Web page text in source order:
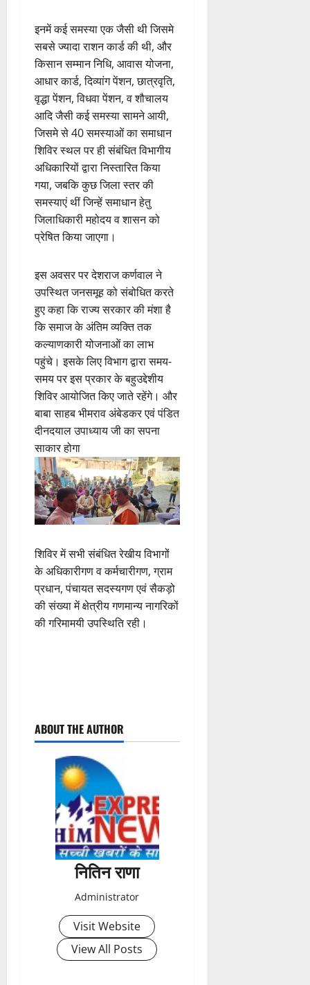
इनमें कई समस्या एक जैसी थी जिसमे
सबसे ज्यादा राशन कार्ड की थी, और
किसान सम्मान निधि, आवास योजना,
आधार कार्ड, दिव्यांग पेंशन, छात्रवृति,
वृद्धा पेंशन, विधवा पेंशन, व शौचालय
आदि जैसी कई समस्या सामने आयी,
जिसमे से 40 समस्याओं का समाधान
शिविर स्थल पर ही संबंधित विभागीय
अधिकारियों द्वारा निस्तारित किया
गया, जबकि कुछ जिला स्तर की
समस्याएं थीं जिन्हें समाधान हेतु
जिलाधिकारी महोदय व शासन को
प्रेषित किया जाएगा।
इस अवसर पर देशराज कर्णवाल ने
उपस्थित जनसमूह को संबोधित करते
हुए कहा कि राज्य सरकार की मंशा है
कि समाज के अंतिम व्यक्ति तक
कल्याणकारी योजनाओं का लाभ
पहुंचे। इसके लिए विभाग द्वारा समय-
समय पर इस प्रकार के बहुउद्देशीय
शिविर आयोजित किए जाते रहेंगे। और
बाबा साहब भीमराव अंबेडकर एवं पंडित
दीनदयाल उपाध्याय जी का सपना
साकार होगा
शिविर में सभी संबंधित रेखीय विभागों
के अधिकारीगण व कर्मचारीगण, ग्राम
प्रधान, पंचायत सदस्यगण एवं सैकड़ो
की संख्या में क्षेत्रीय गणमान्य नागरिकों
की गरिमामयी उपस्थिति रही।
o
ABOUT THE AUTHOR
नितिन राणा
Administrator
Visit Website
View All Posts